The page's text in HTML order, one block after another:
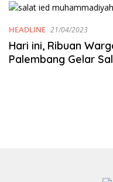
HEADLINE 21/04/2023
Hari ini, Ribuan
Palembang Gelar